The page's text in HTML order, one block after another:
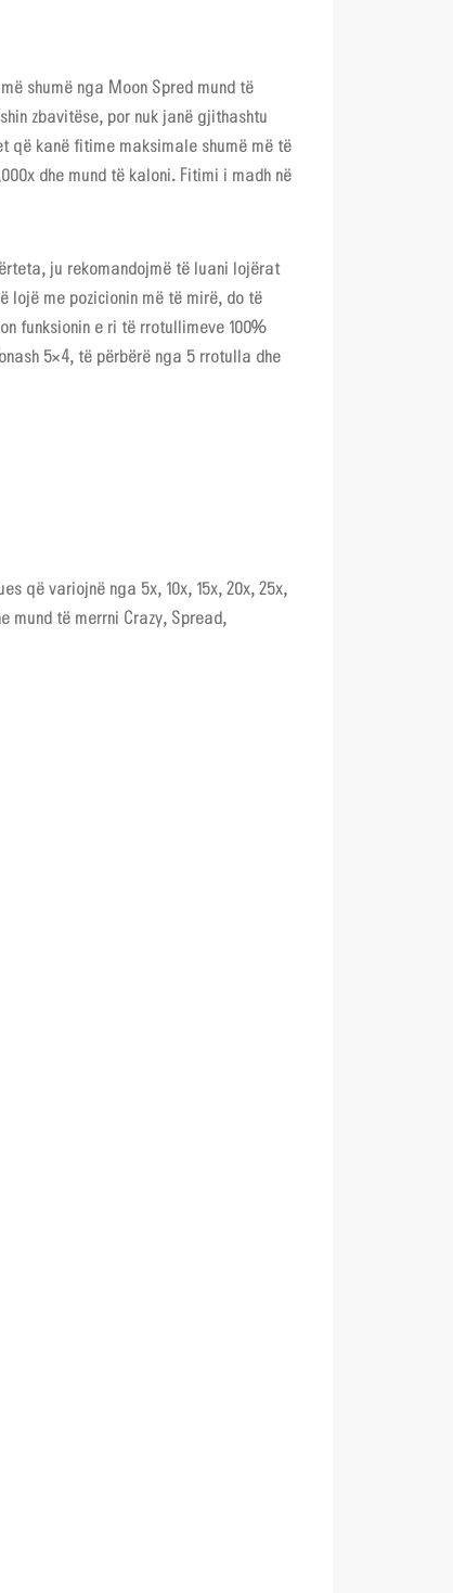
shumë nga Moon Spred mund të
zbavitëse, por nuk janë gjithashtu
që kanë fitime maksimale shumë më të
dhe mund të kaloni. Fitimi i madh në
ju rekomandojmë të luani lojërat
lojë me pozicionin më të mirë, do të
funksionin e ri të rrotullimeve 100%
5×4, të përbërë nga 5 rrotulla dhe
që variojnë nga 5x, 10x, 15x, 20x, 25x,
mund të merrni Crazy, Spread,